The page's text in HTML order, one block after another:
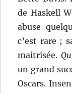
de Haskell
abuse
c’est rare ;
maitrisée.
un grand
Oscars.